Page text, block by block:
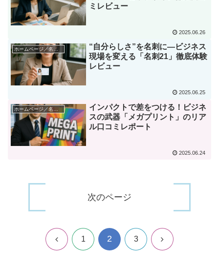
ミレビュー
2025.06.26
ホームページ／名刺・印刷系サービス
“自分らしさ”を名刺に―ビジネス
現場を変える「名刺21」徹底体験
レビュー
2025.06.25
ホームページ／名刺・印刷系サービス
インパクトで差をつける！ビジネ
スの武器「メガプリント」のリア
ル口コミレポート
2025.06.24
次のページ
前 1 2 3 次